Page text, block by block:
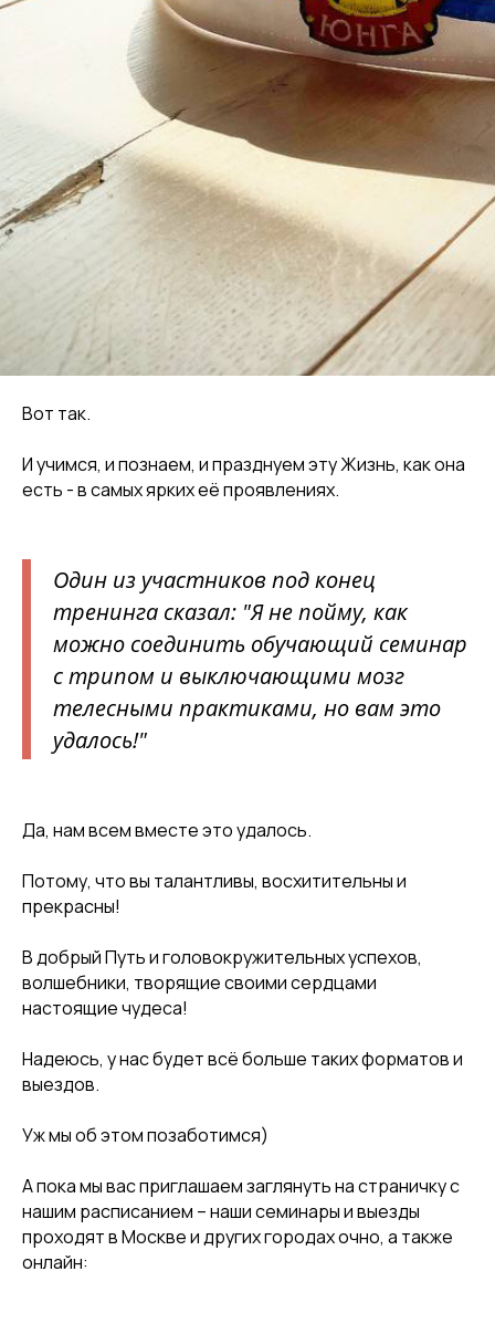
Вот так.
И учимся, и познаем, и празднуем эту Жизнь, как она
есть - в самых ярких её проявлениях.
Один из участников под конец
тренинга сказал: "Я не пойму, как
можно соединить обучающий семинар
с трипом и выключающими мозг
телесными практиками, но вам это
удалось!"
Да, нам всем вместе это удалось.
Потому, что вы талантливы, восхитительны и
прекрасны!
В добрый Путь и головокружительных успехов,
волшебники, творящие своими сердцами
настоящие чудеса!
Надеюсь, у нас будет всё больше таких форматов и
выездов.
Уж мы об этом позаботимся)
А пока мы вас приглашаем заглянуть на страничку с
нашим расписанием – наши семинары и выезды
проходят в Москве и других городах очно, а также
онлайн: